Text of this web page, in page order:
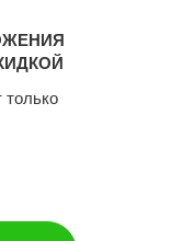
только